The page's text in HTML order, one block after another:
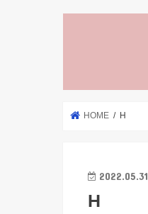
HOME H
2022.05.31
H